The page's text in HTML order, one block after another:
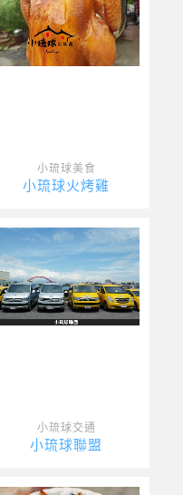
小琉球美食
小琉球火烤雞
小琉球交通
小琉球聯盟